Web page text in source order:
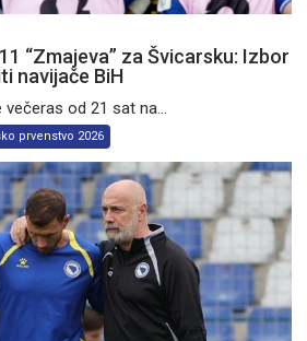
“Zmajeva” za Švicarsku: Izbor
navijače BiH
od 21 sat na...
prvenstvo 2026